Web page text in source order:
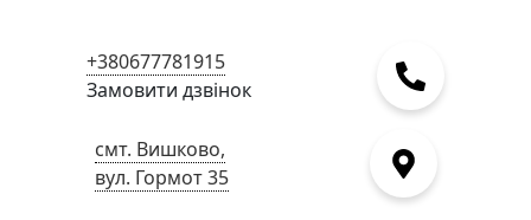
+380677781915
Замовити дзвінок
смт. Вишково,
вул. Гормот 35